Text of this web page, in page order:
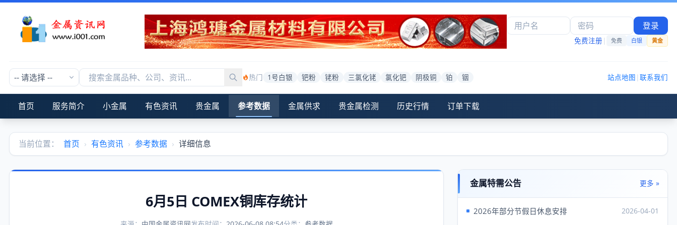
登录
免费注册 | 免费 白银 黄金
热门 1号白银 钯粉 铑粉 三氯化铑 氯化钯 阴极铜 铂 铟 站点地图 | 联系我们
首页 服务简介 小金属 有色资讯 贵金属 参考数据 金属供求 贵金属检测 历史行情 订单下载
当前位置： 首页 › 有色资讯 › 参考数据 › 详细信息
6月5日 COMEX铜库存统计
金属特需公告 更多 »
2026年部分节假日休息安排 2026-04-01